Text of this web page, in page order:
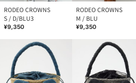
RODEO CROWNS
S / D/BLU3
¥9,350
RODEO CROWNS
M / BLU
¥9,350